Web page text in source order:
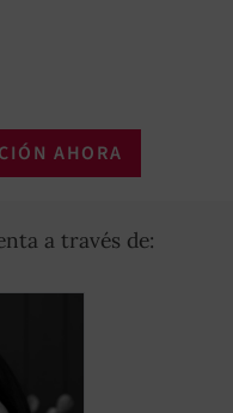
AHORA
a través de: